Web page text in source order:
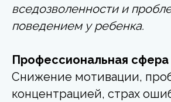
вседозволенности и
поведением у ребенка.
Профессиональная сфера
Снижение мотивации,
концентрацией, страх